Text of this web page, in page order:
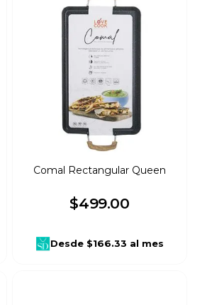
Comal Rectangular Queen
$499.00
Desde$166.33 al mes